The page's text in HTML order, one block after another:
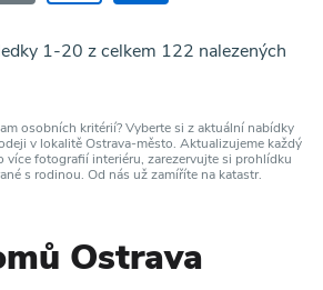
1-20 z celkem 122 nalezených
osobních kritérií? Vyberte si z aktuální nabídky
v lokalitě Ostrava-město. Aktualizujeme každý
více fotografií interiéru, zarezervujte si prohlídku
s rodinou. Od nás už zamíříte na katastr.
Ostrava